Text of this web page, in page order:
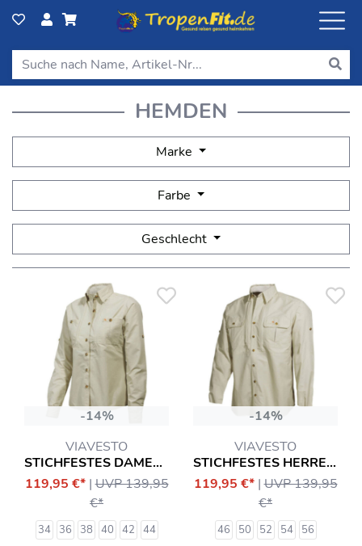
HEMDEN
Marke
Farbe
Geschlecht
-14%
VIAVESTO
STICHFESTES DAMENHEMD SR. EANES
119,95 €* |UVP 139,95
€*
34 36 38 40 42 44
-14%
VIAVESTO
STICHFESTES HERRENHEMD SR. EANES
119,95 €* |UVP 139,95
€*
46 50 52 54 56